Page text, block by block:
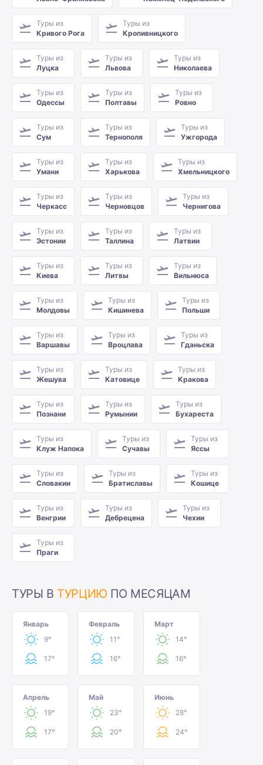
Туры из
Кривого Рога
Туры из
Кропивницкого
Туры из
Луцка
Туры из
Львова
Туры из
Николаева
Туры из
Одессы
Туры из
Полтавы
Туры из
Ровно
Туры из
Сум
Туры из
Тернополя
Туры из
Ужгорода
Туры из
Умани
Туры из
Харькова
Туры из
Хмельницкого
Туры из
Черкасс
Туры из
Черновцов
Туры из
Чернигова
Туры из
Эстонии
Туры из
Таллина
Туры из
Латвии
Туры из
Киева
Туры из
Литвы
Туры из
Вильнюса
Туры из
Молдовы
Туры из
Кишинева
Туры из
Польши
Туры из
Варшавы
Туры из
Вроцлава
Туры из
Гданьска
Туры из
Жешува
Туры из
Катовице
Туры из
Кракова
Туры из
Познани
Туры из
Румынии
Туры из
Бухареста
Туры из
Клуж Напока
Туры из
Сучавы
Туры из
Яссы
Туры из
Словакии
Туры из
Братиславы
Туры из
Кошице
Туры из
Венгрии
Туры из
Дебрецена
Туры из
Чехии
Туры из
Праги
ТУРЫ В ТУРЦИЮ ПО МЕСЯЦАМ
Январь
9°
17°
Февраль
11°
16°
Март
14°
16°
Апрель
19°
17°
Май
23°
20°
Июнь
28°
24°